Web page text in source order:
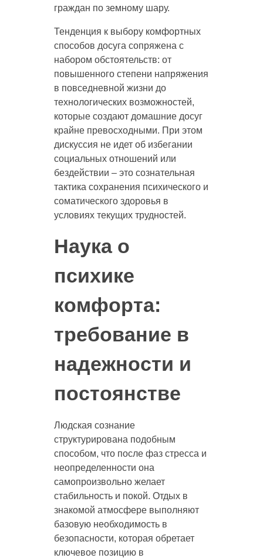
граждан по земному шару.
Тенденция к выбору комфортных
способов досуга сопряжена с
набором обстоятельств: от
повышенного степени напряжения
в повседневной жизни до
технологических возможностей,
которые создают домашние досуг
крайне превосходными. При этом
дискуссия не идет об избегании
социальных отношений или
бездействии – это сознательная
тактика сохранения психического и
соматического здоровья в
условиях текущих трудностей.
Наука о
психике
комфорта:
требование в
надежности и
постоянстве
Людская сознание
структурирована подобным
способом, что после фаз стресса и
неопределенности она
самопроизвольно желает
стабильность и покой. Отдых в
знакомой атмосфере выполняют
базовую необходимость в
безопасности, которая обретает
ключевое позицию в